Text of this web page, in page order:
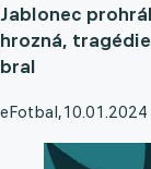
Jablonec
hrozná,
bral
eFotbal,